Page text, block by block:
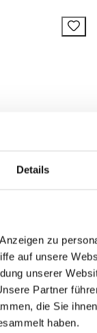
Details
zu
auf unsere
unserer
Partner
die Sie
haben.